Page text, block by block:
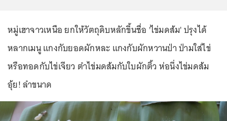
หมู่เฮาจาวเหนือ ยกให้วัตถุดิบหลักขึ้นชื่อ 'ไข่มดส้ม' ปรุงได้
หลากเมนู แกงกับยอดผักหละ แกงกับผักหวานป่า ป่ามใส่ไข่
หรือทอดกับไข่เจียว ตำไข่มดส้มกับใบผักติ้ว ห่อนึ่งไข่มดส้ม
อุ้ย! ลำขนาด